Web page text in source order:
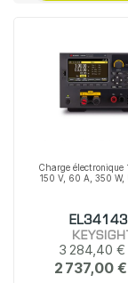
Charge électronique
150 V, 60 A, 350 W,
KEYSIGHT
3 284,40 €
2 737,00 €